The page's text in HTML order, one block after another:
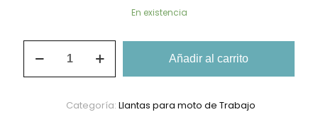
En existencia
Añadir al carrito
Categoría: Llantas para moto de Trabajo